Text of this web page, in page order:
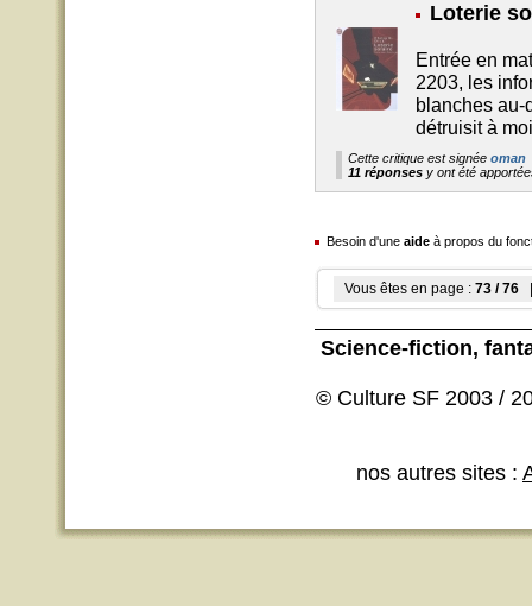
Loterie
Entrée en
2203, les
blanches au-
détruisit à
Cette critique est signée oman
11 réponses y ont été
Besoin d'une aide à propos du
Vous êtes en page : 73 / 76
Science-fiction,
© Culture SF 2003 /
nos autres sites :